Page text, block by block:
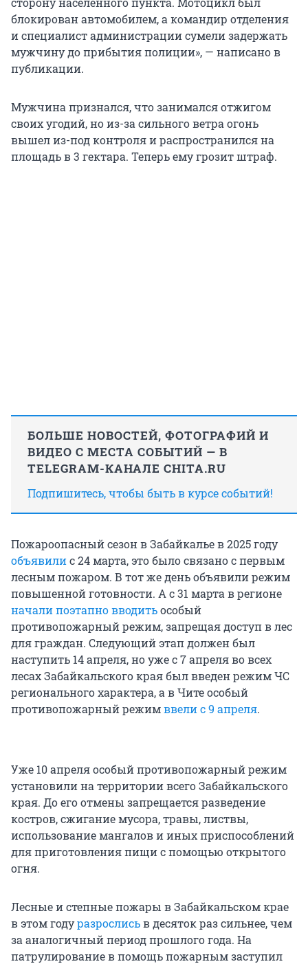
блокирован автомобилем, а командир отделения
и специалист администрации сумели задержать
мужчину до прибытия полиции», — написано в
публикации.
Мужчина признался, что занимался отжигом
своих угодий, но из-за сильного ветра огонь
вышел из-под контроля и распространился на
площадь в3 гектара. Теперь ему грозит штраф.
БОЛЬШЕ НОВОСТЕЙ, ФОТОГРАФИЙ И
ВИДЕО С МЕСТА СОБЫТИЙ — В
TELEGRAM-КАНАЛЕ CHITA.RU
Подпишитесь, чтобы быть в курсе событий!
Пожароопасный сезон в Забайкалье в 2025 году
объявилис 24 марта, это было связано с первым
лесным пожаром. В тот же день объявили режим
повышенной готовности. А с 31 марта в регионе
начали поэтапно вводитьособый
противопожарный режим, запрещая доступ в лес
для граждан. Следующий этап должен был
наступить 14 апреля, но уже с 7 апреля во всех
лесах Забайкальского края был введен режим ЧС
регионального характера, а в Чите особый
противопожарный режимввели с 9 апреля.
Уже 10 апреля особый противопожарный режим
установили на территории всего Забайкальского
края. До его отмены запрещается разведение
костров, сжигание мусора, травы, листвы,
использование мангалов и иных приспособлений
для приготовления пищи с помощью открытого
огня.
Лесные и степные пожары в Забайкальском крае
в этом годуразрослисьв десяток раз сильнее, чем
за аналогичный период прошлого года. На
патрулирование в помощь пожарным заступил